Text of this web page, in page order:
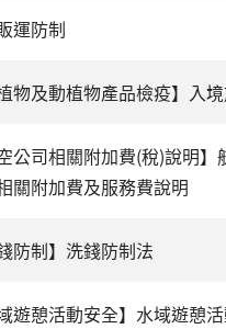
運防制
植物及動植物產品檢疫】入
空公司相關附加費(稅)說明
關附加費及服務費說明
防制】洗錢防制法
域遊憩活動安全】水域遊憩